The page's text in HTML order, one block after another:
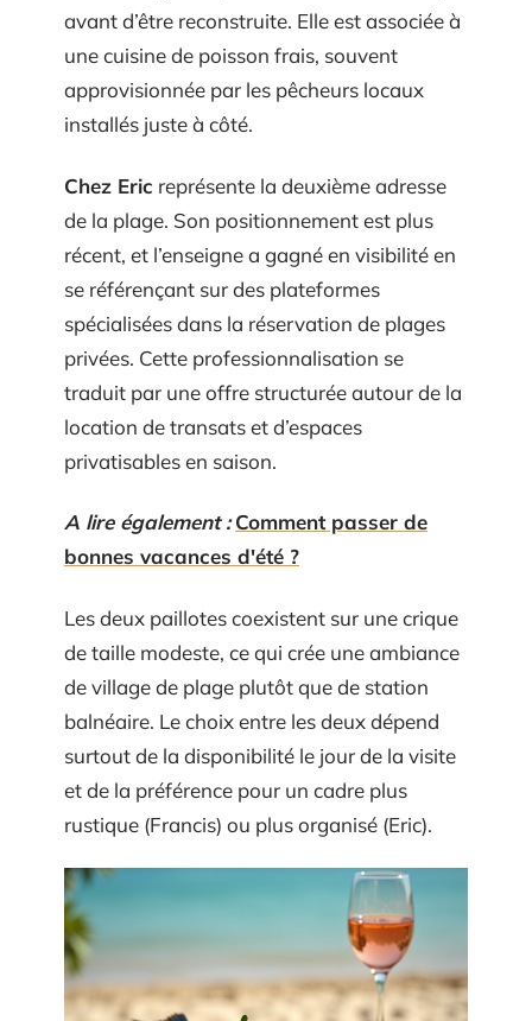
avant d’être reconstruite. Elle est associée à
une cuisine de poisson frais, souvent
approvisionnée par les pêcheurs locaux
installés juste à côté.
Chez Eric représente la deuxième adresse
de la plage. Son positionnement est plus
récent, et l’enseigne a gagné en visibilité en
se référençant sur des plateformes
spécialisées dans la réservation de plages
privées. Cette professionnalisation se
traduit par une offre structurée autour de la
location de transats et d’espaces
privatisables en saison.
A lire également : Comment passer de
bonnes vacances d'été ?
Les deux paillotes coexistent sur une crique
de taille modeste, ce qui crée une ambiance
de village de plage plutôt que de station
balnéaire. Le choix entre les deux dépend
surtout de la disponibilité le jour de la visite
et de la préférence pour un cadre plus
rustique (Francis) ou plus organisé (Eric).